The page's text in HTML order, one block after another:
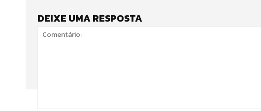
DEIXE UMA RESPOSTA